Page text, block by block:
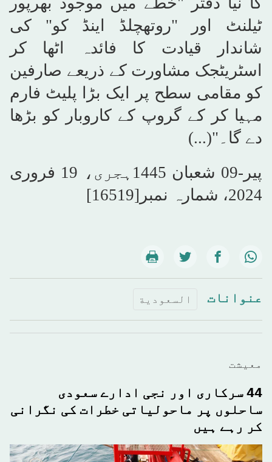
ٹیلنٹ اور "روتھچلڈ اینڈ کو" کی
شاندار قیادت کا فائدہ اٹھا کر
اسٹریٹجک مشاورت کے ذریعے صارفین
کو مقامی سطح پر ایک بڑا پلیٹ فارم
مہیا کر کے گروپ کے کاروبار کو بڑھا
دے گا۔"(...)
پیر-09 شعبان 1445ہجری، 19 فروری
2024، شمارہ نمبر[16519]
عنوانات السعودية
معيشت
44 سرکاری اور نجی ادارے سعودی
ساحلوں پر ماحولیاتی خطرات کی نگرانی
کر رہے ہیں